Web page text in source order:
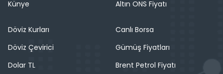
Künye
Altın ONS Fiyatı
Döviz Kurları
Döviz Çevirici
Dolar TL
Canlı Borsa
Gümüş Fiyatları
Brent Petrol Fiyatı